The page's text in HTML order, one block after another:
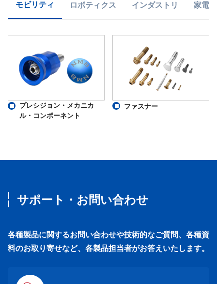
50HNFC20 40.1 12.7
63HNFC20
63HNFL20
80
67.5
15.875
80HNFO20
125
140HNFL20
モビリティ ロボティクス インダストリ 家電
プレシジョン・メカニカ
ル・コンポーネント
ファスナー
サポート・お問い合わせ
各種製品に関するお問い合わせや技術的なご質問、各種資
料のお取り寄せなど、各製品担当者がお答えいたします。